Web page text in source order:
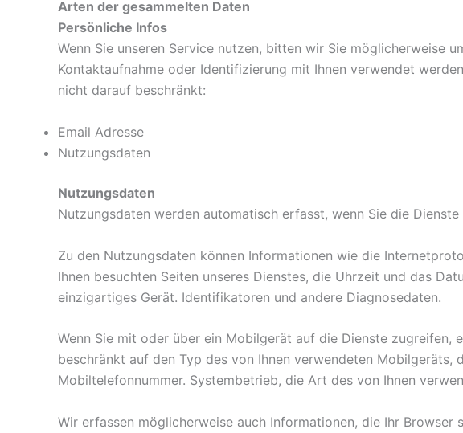
Arten der gesammelten Daten
Persönliche Infos
Wenn Sie unseren Service nutzen, bitten wir Sie möglicherweise
Kontaktaufnahme oder Identifizierung mit Ihnen verwendet
nicht darauf beschränkt:
Email Adresse
Nutzungsdaten
Nutzungsdaten
Nutzungsdaten werden automatisch erfasst, wenn Sie die Dienste
Zu den Nutzungsdaten können Informationen wie die
Ihnen besuchten Seiten unseres Dienstes, die Uhrzeit und das
einzigartiges Gerät. Identifikatoren und andere Diagnosedaten.
Wenn Sie mit oder über ein Mobilgerät auf die Dienste
beschränkt auf den Typ des von Ihnen verwendeten
Mobiltelefonnummer. Systembetrieb, die Art des von Ihnen
Wir erfassen möglicherweise auch Informationen, die Ihr